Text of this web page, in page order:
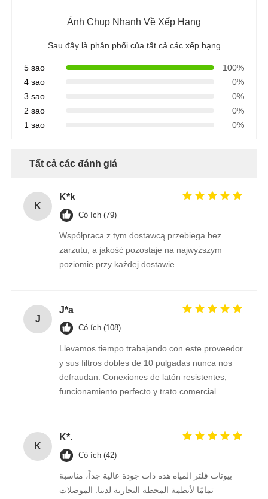
Ảnh Chụp Nhanh Về Xếp Hạng
Sau đây là phân phối của tất cả các xếp hạng
5 sao
100%
4 sao
0%
3 sao
0%
2 sao
0%
1 sao
0%
Tất cả các đánh giá
K
K*k
Có ích (79)
Współpraca z tym dostawcą przebiega bez
zarzutu, a jakość pozostaje na najwyższym
poziomie przy każdej dostawie.
J
J*a
Có ích (108)
Llevamos tiempo trabajando con este proveedor
y sus filtros dobles de 10 pulgadas nunca nos
defraudan. Conexiones de latón resistentes,
funcionamiento perfecto y trato comercial
K
K*.
Có ích (42)
بيوتات فلتر المياه هذه ذات جودة عالية جداً، مناسبة
تمامًا لأنظمة المحطة التجارية لدينا. الموصلات